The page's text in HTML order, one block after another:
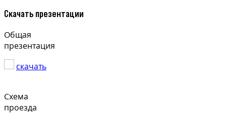
Скачать презентации
Общая
презентация
скачать
Схема
проезда